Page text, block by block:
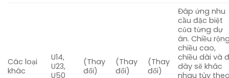
Các loại
khác
U14,
U23,
U50
(Thay
đổi)
(Thay
đổi)
(Thay
đổi)
Đáp ứng nhu
cầu đặc biệt
của từng dự
án. Chiều
chiều cao,
chiều dài và
dày sẽ khác
nhau tùy